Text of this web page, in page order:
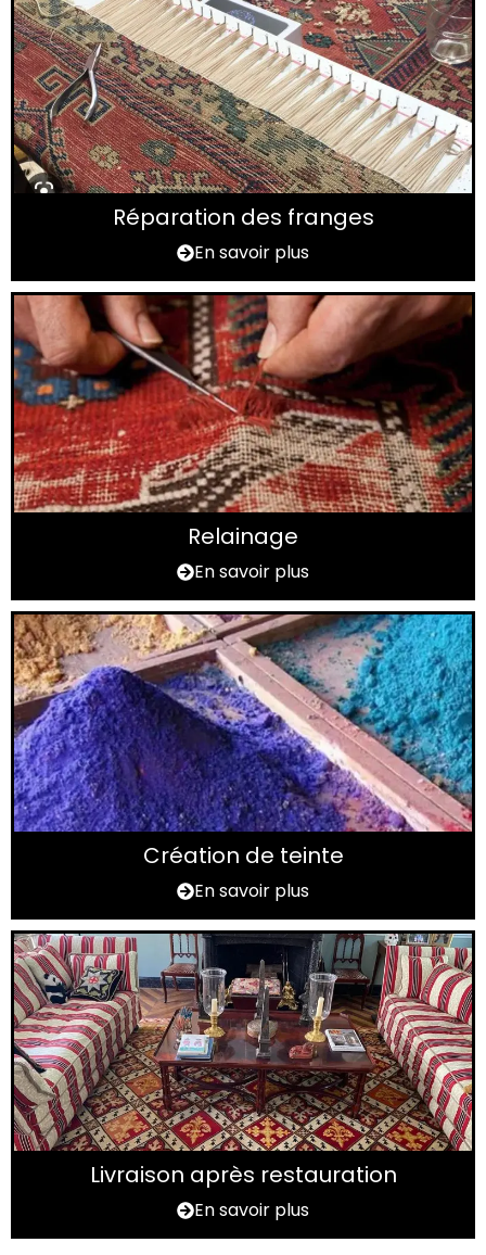
Réparation des franges
En savoir plus
Relainage
En savoir plus
Création de teinte
En savoir plus
Livraison après restauration
En savoir plus